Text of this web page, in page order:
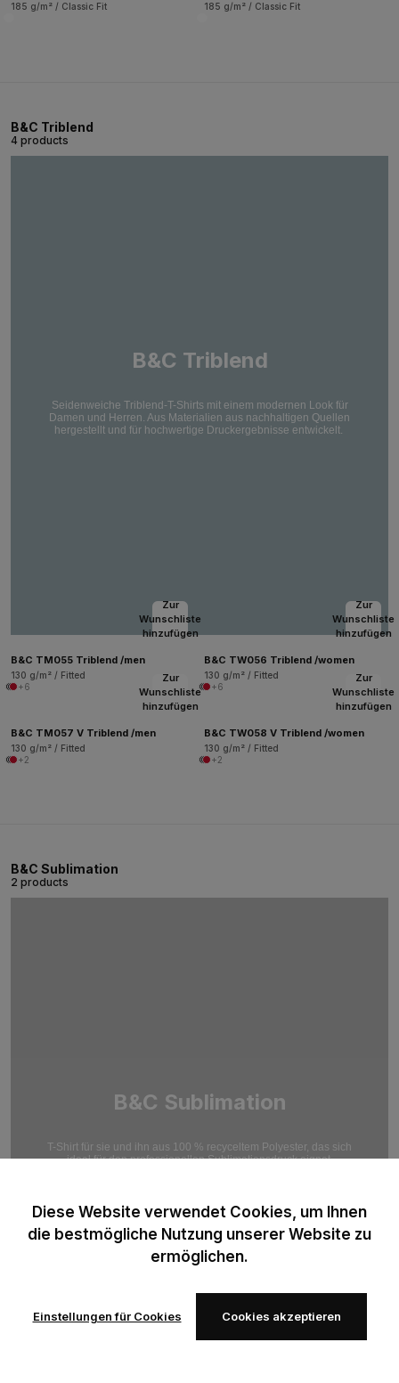
185 g/m² / Classic Fit 185 g/m² / Classic Fit
B&C Triblend
4 products
B&C Triblend
Seidenweiche Triblend-T-Shirts mit einem modernen Look für
Damen und Herren. Aus Materialien aus nachhaltigen Quellen
hergestellt und für hochwertige Druckergebnisse entwickelt.
Zur
Wunschliste
hinzufügen
B&C TM055 Triblend /men
130 g/m² / Fitted
+6
Zur
Wunschliste
hinzufügen
B&C TW056 Triblend /women
130 g/m² / Fitted
+6
Zur
Wunschliste
hinzufügen
B&C TM057 V Triblend /men
130 g/m² / Fitted
+2
Zur
Wunschliste
hinzufügen
B&C TW058 V Triblend /women
130 g/m² / Fitted
+2
B&C Sublimation
2 products
B&C Sublimation
T-Shirt für sie und ihn aus 100 % recyceltem Polyester, das sich
ideal für den professionellen Sublimationsdruck eignet.
Diese Website verwendet Cookies, um Ihnen
die bestmögliche Nutzung unserer Website zu
ermöglichen.
Einstellungen für Cookies Cookies akzeptieren